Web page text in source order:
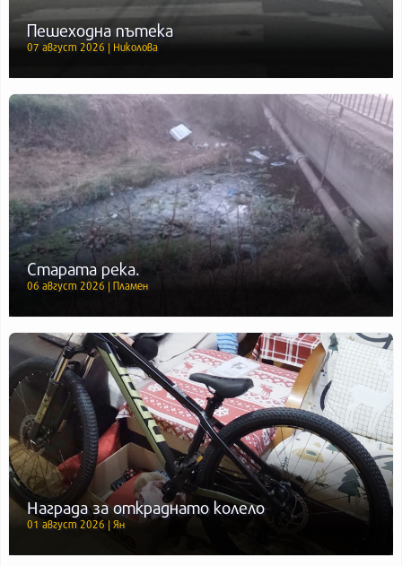
Пешеходна пътека
07 август 2026 | Николова
Старата река.
06 август 2026 | Пламен
Награда за откраднато колело
01 август 2026 | Ян